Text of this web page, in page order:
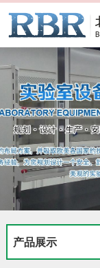
产品展示